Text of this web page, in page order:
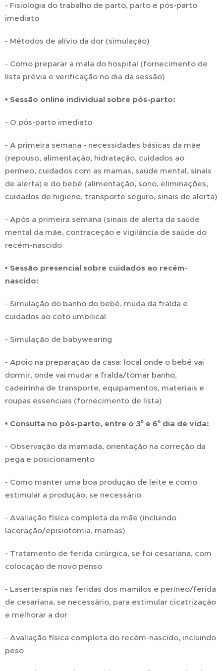
- Fisiologia do trabalho de parto, parto e pós-parto
imediato
- Métodos de alívio da dor (simulação)
- Como preparar a mala do hospital (fornecimento de
lista prévia e verificação no dia da sessão)
• Sessão online individual sobre pós-parto:
- O pós-parto imediato
- A primeira semana - necessidades básicas da mãe
(repouso, alimentação, hidratação, cuidados ao
períneo, cuidados com as mamas, saúde mental, sinais
de alerta) e do bebé (alimentação, sono, eliminações,
cuidados de higiene, transporte seguro, sinais de alerta)
- Após a primeira semana (sinais de alerta da saúde
mental da mãe, contraceção e vigilância de saúde do
recém-nascido
• Sessão presencial sobre cuidados ao recém-
nascido:
- Simulação do banho do bebé, muda da fralda e
cuidados ao coto umbilical
- Simulação de babywearing
- Apoio na preparação da casa: local onde o bebé vai
dormir, onde vai mudar a fralda/tomar banho,
cadeirinha de transporte, equipamentos, materiais e
roupas essenciais (fornecimento de lista)
• Consulta no pós-parto, entre o 3º e 6º dia de vida:
- Observação da mamada, orientação na correção da
pega e posicionamento
- Como manter uma boa produção de leite e como
estimular a produção, se necessário
- Avaliação física completa da mãe (incluindo
laceração/episiotomia, mamas)
- Tratamento de ferida cirúrgica, se foi cesariana, com
colocação de novo penso
- Laserterapia nas feridas dos mamilos e períneo/ferida
de cesariana, se necessário, para estimular cicatrização
e melhorar a dor
- Avaliação física completa do recém-nascido, incluindo
peso